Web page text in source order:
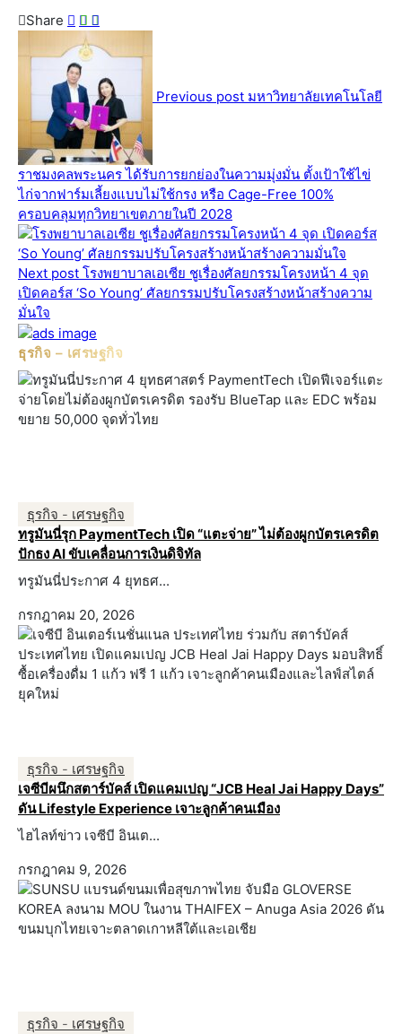
Share
Previous post มหาวิทยาลัยเทคโนโลยี
ราชมงคลพระนคร ได้รับการยกย่องในความมุ่งมั่น ตั้งเป้าใช้ไข่
ไก่จากฟาร์มเลี้ยงแบบไม่ใช้กรง หรือ Cage-Free 100%
ครอบคลุมทุกวิทยาเขตภายในปี 2028
Next post โรงพยาบาลเอเซีย ชูเรื่องศัลยกรรมโครงหน้า 4 จุด
เปิดคอร์ส ‘So Young’ ศัลยกรรมปรับโครงสร้างหน้าสร้างความ
มั่นใจ
ธุรกิจ – เศรษฐกิจ
ธุรกิจ - เศรษฐกิจ
ทรูมันนี่รุก PaymentTech เปิด “แตะจ่าย” ไม่ต้องผูกบัตรเครดิต
ปักธง AI ขับเคลื่อนการเงินดิจิทัล
ทรูมันนี่ประกาศ 4 ยุทธศ...
กรกฎาคม 20, 2026
ธุรกิจ - เศรษฐกิจ
เจซีบีผนึกสตาร์บัคส์ เปิดแคมเปญ “JCB Heal Jai Happy Days”
ดัน Lifestyle Experience เจาะลูกค้าคนเมือง
ไฮไลท์ข่าว เจซีบี อินเต...
กรกฎาคม 9, 2026
ธุรกิจ - เศรษฐกิจ